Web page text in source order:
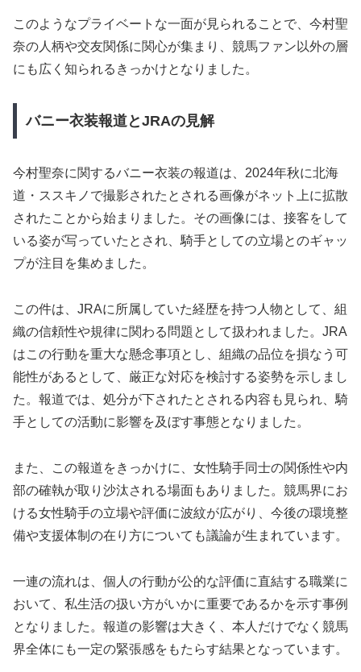
このようなプライベートな一面が見られることで、今村聖
奈の人柄や交友関係に関心が集まり、競馬ファン以外の層
にも広く知られるきっかけとなりました。
バニー衣装報道とJRAの見解
今村聖奈に関するバニー衣装の報道は、2024年秋に北海
道・ススキノで撮影されたとされる画像がネット上に拡散
されたことから始まりました。その画像には、接客をして
いる姿が写っていたとされ、騎手としての立場とのギャッ
プが注目を集めました。
この件は、JRAに所属していた経歴を持つ人物として、組
織の信頼性や規律に関わる問題として扱われました。JRA
はこの行動を重大な懸念事項とし、組織の品位を損なう可
能性があるとして、厳正な対応を検討する姿勢を示しまし
た。報道では、処分が下されたとされる内容も見られ、騎
手としての活動に影響を及ぼす事態となりました。
また、この報道をきっかけに、女性騎手同士の関係性や内
部の確執が取り沙汰される場面もありました。競馬界にお
ける女性騎手の立場や評価に波紋が広がり、今後の環境整
備や支援体制の在り方についても議論が生まれています。
一連の流れは、個人の行動が公的な評価に直結する職業に
おいて、私生活の扱い方がいかに重要であるかを示す事例
となりました。報道の影響は大きく、本人だけでなく競馬
界全体にも一定の緊張感をもたらす結果となっています。